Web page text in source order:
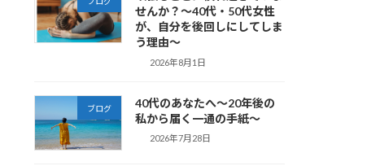
せんか？～40代・50代女性
が、自分を後回しにしてしま
う理由～
2026年8月1日
ブログ
40代のあなたへ～20年後の
私から届く一通の手紙～
2026年7月28日